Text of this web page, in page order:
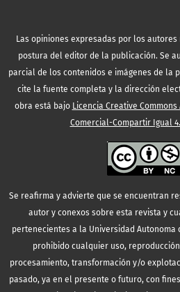
Las opiniones expresadas por los
postura del editor de la publicación. Se
parcial de los contenidos e imágenes de la
cite la fuente completa y la dirección
obra está bajo Licencia Creative
Comercial-Compartir Igual
Se reafirma y advierte que se encuentran
autor y conexos sobre esta revista y
pertenecientes a la Universidad Autonoma
prohibido cualquier uso,
procesamiento, transformación y/o
pasado, ya en el presente o futuro, con